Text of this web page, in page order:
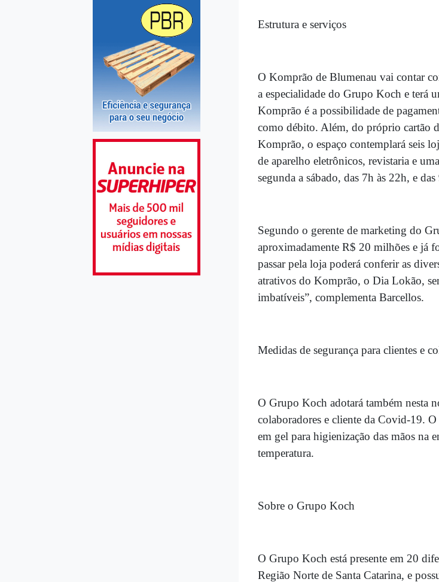
Estrutura e serviços
O Komprão de Blumenau vai contar
a especialidade do Grupo Koch e terá
Komprão é a possibilidade de
como débito. Além, do próprio cartão
Komprão, o espaço contemplará seis
de aparelho eletrônicos, revistaria e
segunda a sábado, das 7h às 22h, e
Segundo o gerente de marketing do
aproximadamente R$ 20 milhões e já
passar pela loja poderá conferir as
atrativos do Komprão, o Dia Lokão,
imbatíveis”, complementa Barcellos.
Medidas de segurança para clientes e
O Grupo Koch adotará também nesta
colaboradores e cliente da Covid-19.
em gel para higienização das mãos na
temperatura.
Sobre o Grupo Koch
O Grupo Koch está presente em 20
Região Norte de Santa Catarina, e